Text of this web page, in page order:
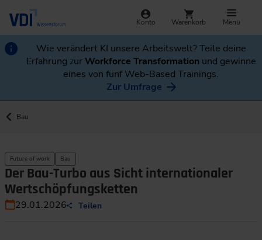
Konto Warenkorb Menü
Wie verändert KI unsere Arbeitswelt? Teile deine
Erfahrung zurWorkforce Transformation und gewinne
eines von fünf Web-Based Trainings.
Zur Umfrage
Bau
Future of work Bau
Der Bau-Turbo aus Sicht internationaler
Wertschöpfungsketten
29.01.2026 Teilen